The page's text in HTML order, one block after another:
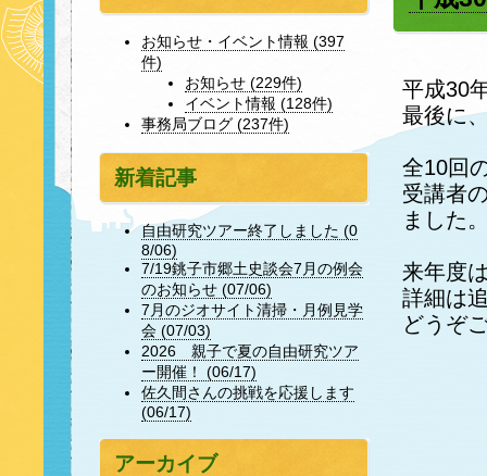
平成30
最後に
全10回
受講者
ました
来年度
詳細は
どうぞ
お知らせ・イベント情報 (397
件)
お知らせ (229件)
イベント情報 (128件)
事務局ブログ (237件)
新着記事
自由研究ツアー終了しました (0
8/06)
7/19銚子市郷土史談会7月の例会
のお知らせ (07/06)
7月のジオサイト清掃・月例見学
会 (07/03)
2026 親子で夏の自由研究ツア
ー開催！ (06/17)
佐久間さんの挑戦を応援します
(06/17)
アーカイブ